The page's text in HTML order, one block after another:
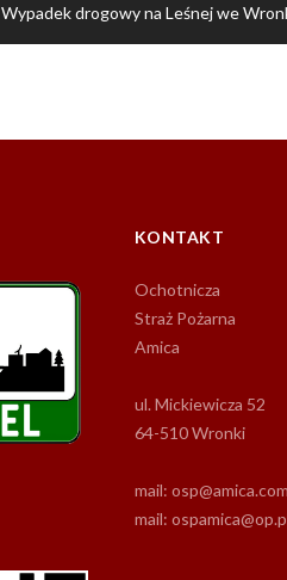
Wypadek drogowy na Leśnej we
KONTAKT
Ochotnicza
Straż Pożarna
Amica
ul. Mickiewicza 52
64-510 Wronki
mail:
mail: